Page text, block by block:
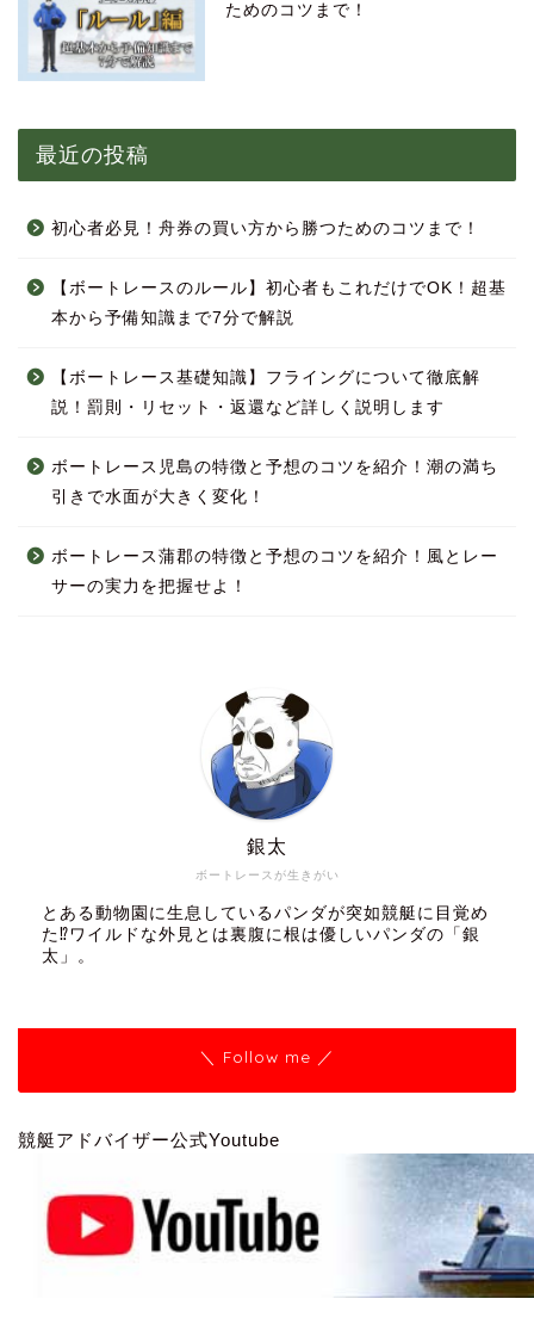
ためのコツまで！
最近の投稿
初心者必見！舟券の買い方から勝つためのコツまで！
【ボートレースのルール】初心者もこれだけでOK！超基
本から予備知識まで7分で解説
【ボートレース基礎知識】フライングについて徹底解
説！罰則・リセット・返還など詳しく説明します
ボートレース児島の特徴と予想のコツを紹介！潮の満ち
引きで水面が大きく変化！
ボートレース蒲郡の特徴と予想のコツを紹介！風とレー
サーの実力を把握せよ！
ボートレースが生きがい
銀太
とある動物園に生息しているパンダが突如競艇に目覚め
た⁉ワイルドな外見とは裏腹に根は優しいパンダの「銀
太」。
＼ Follow me ／
競艇アドバイザー公式Youtube